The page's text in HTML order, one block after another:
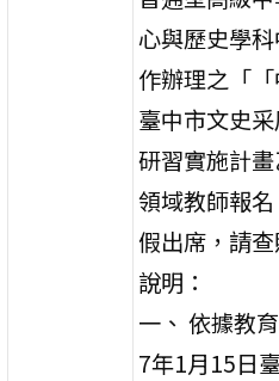
心與歷史學
作辦理之「「
臺中市文史
研習實施計
領域教師報
假出席，請查
說明：
一、 依據教
7年1月15日